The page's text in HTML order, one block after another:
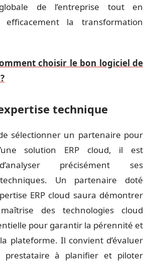
de l’entreprise tout en
efficacement la transformation
choisir le bon logiciel de
technique
de sélectionner un partenaire pour
solution ERP cloud, il est
précisément ses
Un partenaire doté
ERP cloud saura démontrer
des technologies cloud
pour garantir la pérennité et
plateforme. Il convient d’évaluer
prestataire à planifier et piloter